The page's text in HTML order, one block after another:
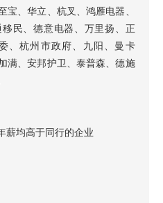
宝、华立、杭叉、鸿雁电器、
民、德意电器、万里扬、正
、杭州市政府、九阳、曼卡
满、安邦护卫、泰普森、德施
薪均高于同行的企业